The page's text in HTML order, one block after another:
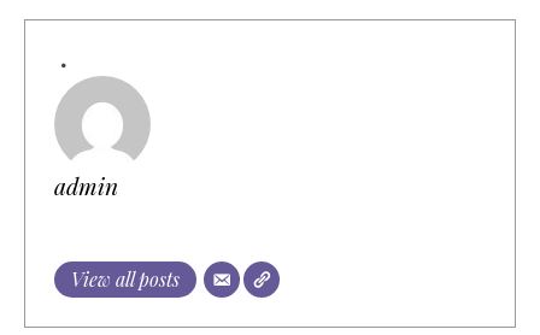
admin
View all posts